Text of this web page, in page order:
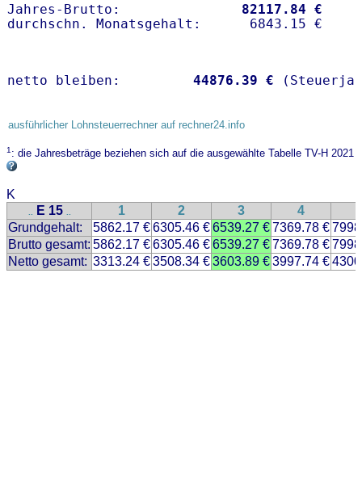
Jahres-Brutto: 82117.84 €
netto bleiben: 44876.39 €
ausführlicher Lohnsteuerrechner auf rechner24.info
1: die Jahresbeträge beziehen sich auf die ausgewählte Tabelle TV-H 2021
K
.. E 15 .. 1 2 3 4
Grundgehalt:
5862.17 €6305.46 €6539.27 €7369.78 €
Brutto gesamt: 5862.17 €6305.46 €6539.27 €7369.78 €
Netto gesamt: 3313.24 €3508.34 €3603.89 €3997.74 €